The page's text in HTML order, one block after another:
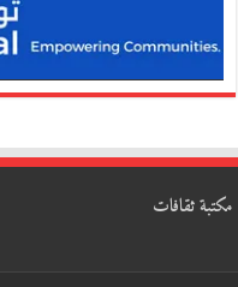
مكتبة ثقافات